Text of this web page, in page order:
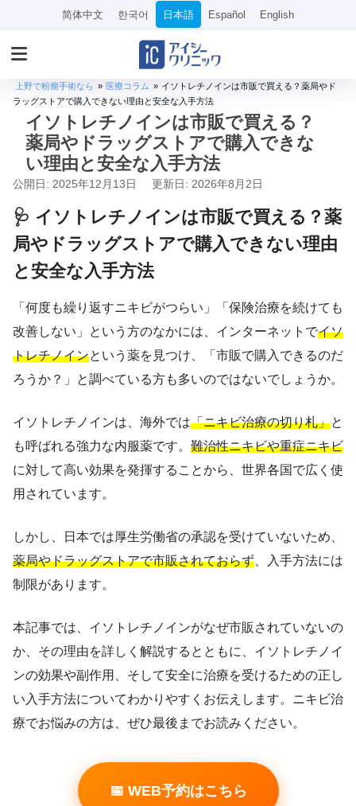
简体中文 한국어 日本語 Español English
上野で粉瘤手術なら » 医療コラム » イソトレチノインは市販で買える？薬局やド
ラッグストアで購入できない理由と安全な入手方法
イソトレチノインは市販で買える？
薬局やドラッグストアで購入できな
い理由と安全な入手方法
公開日: 2025年12月13日 更新日: 2026年8月2日
🩺 イソトレチノインは市販で買える？薬
局やドラッグストアで購入できない理由
と安全な入手方法
「何度も繰り返すニキビがつらい」「保険治療を続けても
改善しない」という方のなかには、インターネットでイソ
トレチノインという薬を見つけ、「市販で購入できるのだ
ろうか？」と調べている方も多いのではないでしょうか。
イソトレチノインは、海外では「ニキビ治療の切り札」と
も呼ばれる強力な内服薬です。 難治性ニキビや重症ニキビ
に対して高い効果を発揮することから、世界各国で広く使
用されています。
しかし、日本では厚生労働省の承認を受けていないため、
薬局やドラッグストアで市販されておらず、入手方法には
制限があります。
本記事では、イソトレチノインがなぜ市販されていないの
か、その理由を詳しく解説するとともに、イソトレチノイ
ンの効果や副作用、そして安全に治療を受けるための正し
い入手方法についてわかりやすくお伝えします。ニキビ治
療でお悩みの方は、ぜひ最後までお読みください。
📅 WEB予約はこちら